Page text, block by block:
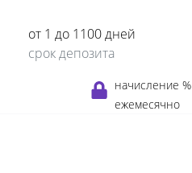
от 1 до 1100 дней
срок депозита
начисление %
ежемесячно